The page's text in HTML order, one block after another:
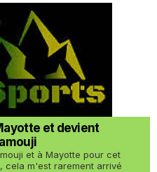
et devient
et à Mayotte pour cet
cela m'est rarement arrivé